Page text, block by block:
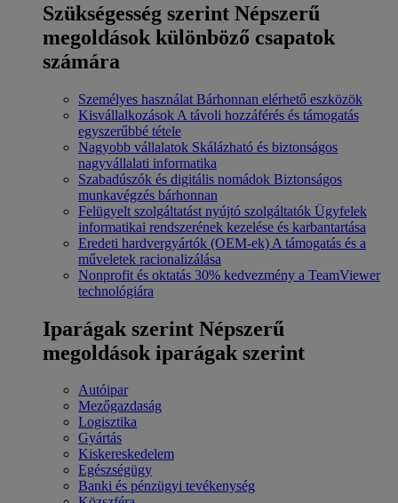
Szükségesség szerint Népszerű
megoldások különböző csapatok
számára
Személyes használat Bárhonnan elérhető eszközök
Kisvállalkozások A távoli hozzáférés és támogatás
egyszerűbbé tétele
Nagyobb vállalatok Skálázható és biztonságos
nagyvállalati informatika
Szabadúszók és digitális nomádok Biztonságos
munkavégzés bárhonnan
Felügyelt szolgáltatást nyújtó szolgáltatók Ügyfelek
informatikai rendszerének kezelése és karbantartása
Eredeti hardvergyártók (OEM-ek) A támogatás és a
műveletek racionalizálása
Nonprofit és oktatás 30% kedvezmény a TeamViewer
technológiára
Iparágak szerint Népszerű
megoldások iparágak szerint
Autóipar
Mezőgazdaság
Logisztika
Gyártás
Kiskereskedelem
Egészségügy
Banki és pénzügyi tevékenység